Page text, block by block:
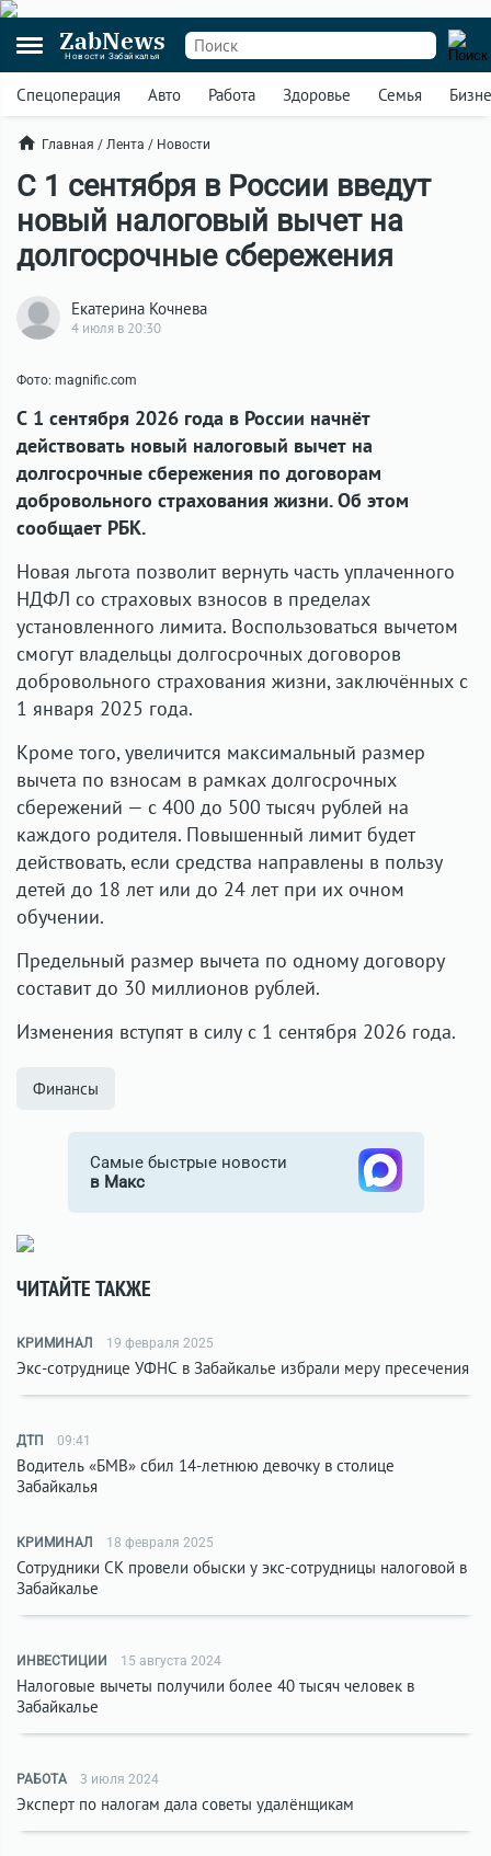
ZabNews
Новости Забайкалья
Спецоперация Авто Работа Здоровье Семья
Главная / Лента / Новости
С 1 сентября в России введут
новый налоговый вычет на
долгосрочные сбережения
Екатерина Кочнева
4 июля в 20:30
Фото: magnific.com
С 1 сентября 2026 года в России начнёт
действовать новый налоговый вычет на
долгосрочные сбережения по договорам
добровольного страхования жизни. Об этом
сообщает РБК.
Новая льгота позволит вернуть часть уплаченного
НДФЛ со страховых взносов в пределах
установленного лимита. Воспользоваться вычетом
смогут владельцы долгосрочных договоров
добровольного страхования жизни, заключённых с
1 января 2025 года.
Кроме того, увеличится максимальный размер
вычета по взносам в рамках долгосрочных
сбережений — с 400 до 500 тысяч рублей на
каждого родителя. Повышенный лимит будет
действовать, если средства направлены в пользу
детей до 18 лет или до 24 лет при их очном
обучении.
Предельный размер вычета по одному договору
составит до 30 миллионов рублей.
Изменения вступят в силу с 1 сентября 2026 года.
Финансы
Самые быстрые новости
в Макс
ЧИТАЙТЕ ТАКЖЕ
КРИМИНАЛ 19 февраля 2025
Экс-сотруднице УФНС в Забайкалье избрали меру пресечения
ДТП 09:41
Водитель «БМВ» сбил 14-летнюю девочку в столице
Забайкалья
КРИМИНАЛ 18 февраля 2025
Сотрудники СК провели обыски у экс-сотрудницы налоговой в
Забайкалье
ИНВЕСТИЦИИ 15 августа 2024
Налоговые вычеты получили более 40 тысяч человек в
Забайкалье
РАБОТА 3 июля 2024
Эксперт по налогам дала советы удалёнщикам